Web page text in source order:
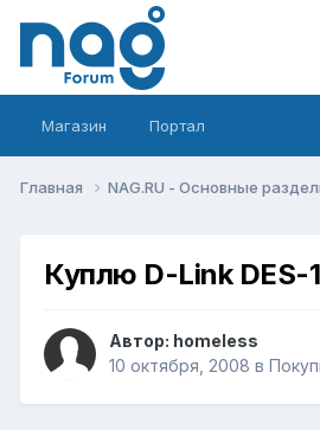
Магазин Портал
Главная NAG.RU - Основные
Куплю D-Link DES-
Автор: homeless
10 октября, 2008 в